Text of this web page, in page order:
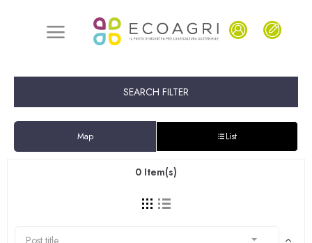
SEARCH FILTER
Map List
0 Item(s)
Post title